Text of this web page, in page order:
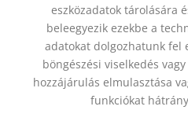
KAPCSOLAT
JOGI NYILATKOZAT
ELÁLLÁS A
© 2012 - 2026
eszközadatok tárolására
beleegyezik ezekbe a
adatokat dolgozhatunk fel
böngészési viselkedés
hozzájárulás elmulasztása
funkciókat